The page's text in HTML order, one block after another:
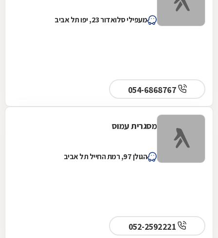
מעפילי סלואדור 23, יפו תל אביב
מסגרית עמוס
הגולן 97, רמת החייל תל אביב